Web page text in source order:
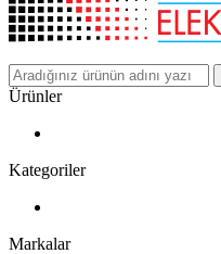
Ürünler
Kategoriler
Markalar